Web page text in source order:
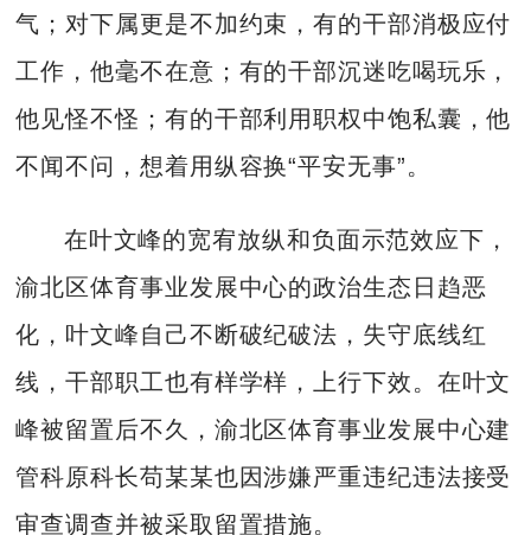
气；对下属更是不加约束，有的干部消极应付
工作，他毫不在意；有的干部沉迷吃喝玩乐，
他见怪不怪；有的干部利用职权中饱私囊，他
不闻不问，想着用纵容换“平安无事”。
在叶文峰的宽宥放纵和负面示范效应下，
渝北区体育事业发展中心的政治生态日趋恶
化，叶文峰自己不断破纪破法，失守底线红
线，干部职工也有样学样，上行下效。在叶文
峰被留置后不久，渝北区体育事业发展中心建
管科原科长苟某某也因涉嫌严重违纪违法接受
审查调查并被采取留置措施。